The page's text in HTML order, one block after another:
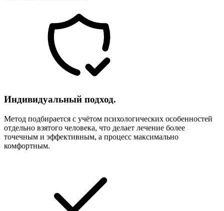
Индивидуальный подход.
Метод подбирается с учётом психологических особенностей
отдельно взятого человека, что делает лечение более
точечным и эффективным, а процесс максимально
комфортным.